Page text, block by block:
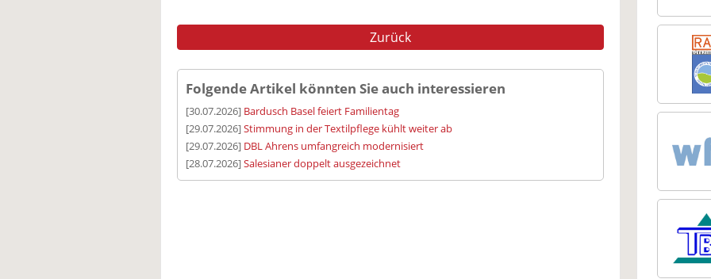
Zurück
Folgende Artikel könnten Sie auch interessieren
[30.07.2026] Bardusch Basel feiert Familientag
[29.07.2026]Stimmung in der Textilpflege kühlt weiter ab
[29.07.2026] DBL Ahrens umfangreich modernisiert
[28.07.2026]Salesianer doppelt ausgezeichnet